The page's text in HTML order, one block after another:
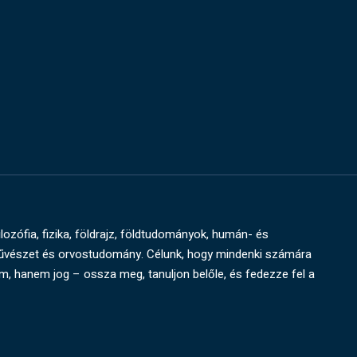
fizika, földrajz, földtudományok, humán- és
és orvostudomány. Célunk, hogy mindenki számára
hanem jog – ossza meg, tanuljon belőle, és fedezze fel a